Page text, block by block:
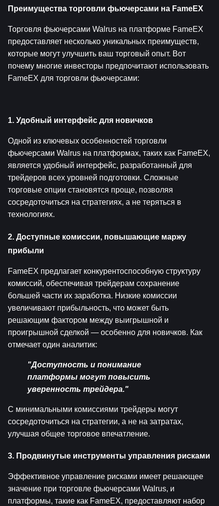
Преимущества торговли фьючерсами на FameEX
Торговля фьючерсами Walrus на платформе FameEX
предоставляет несколько уникальных преимуществ,
которые могут улучшить ваш торговый опыт. Вот
почему многие инвесторы предпочитают использовать
FameEX для торговли фьючерсами:
1. Удобный интерфейс для новичков
Одной из ключевых особенностей торговли
фьючерсами Walrus на платформах, таких как FameEX,
является удобный интерфейс, разработанный для
трейдеров всех уровней подготовки. Сложные
торговые опции становятся проще, позволяя
сосредоточиться на стратегиях, а не теряться в
технологиях.
2. Доступные комиссии, повышающие маржу
прибыли
FameEX предлагает конкурентоспособную структуру
комиссий, обеспечивая трейдерам сохранение
большей части их заработка. Низкие комиссии
увеличивают прибыльность, что может быть
решающим фактором между выигрышной и
проигрышной сделкой — особенно для новичков. Как
отмечает один аналитик:
"Доступность и понимание
платформы могут повысить
уверенность трейдера."
С минимальными комиссиями трейдеры могут
сосредоточиться на стратегии, а не на затратах,
улучшая общее торговое впечатление.
3. Продвинутые инструменты управления рисками
Эффективное управление рисками имеет решающее
значение при торговле фьючерсами Walrus, и
платформы, такие как FameEX, предоставляют набор